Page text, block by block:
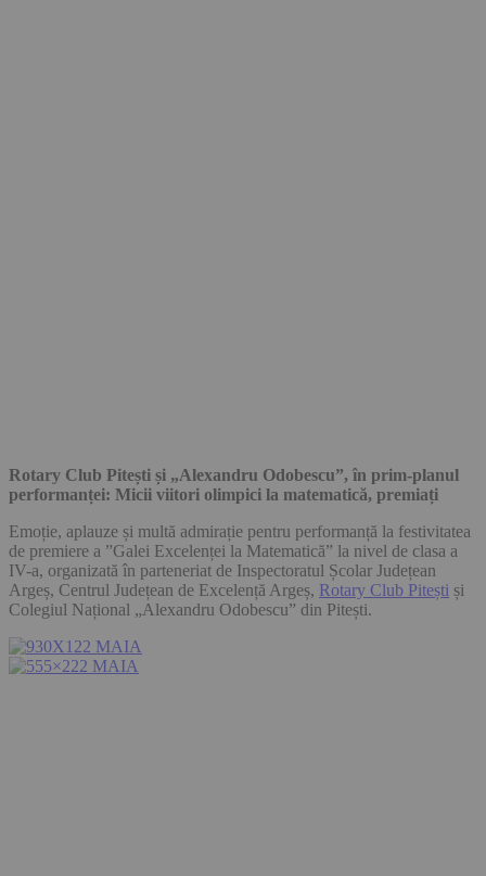
Rotary Club Pitești și „Alexandru Odobescu”, în prim-planul
performanței: Micii viitori olimpici la matematică, premiați
Emoție, aplauze și multă admirație pentru performanță la festivitatea
de premiere a ”Galei Excelenței la Matematică” la nivel de clasa a
IV-a, organizată în parteneriat de Inspectoratul Școlar Județean
Argeș, Centrul Județean de Excelență Argeș, Rotary Club Pitești și
Colegiul Național „Alexandru Odobescu” din Pitești.